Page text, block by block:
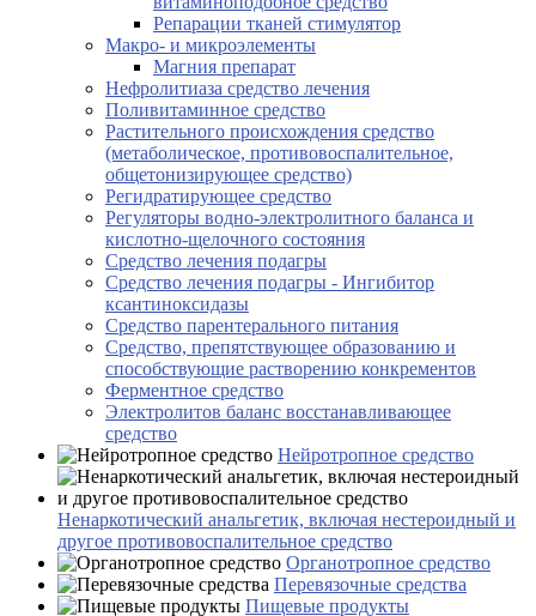
Репарации тканей стимулятор
Макро- и микроэлементы
Магния препарат
Нефролитиаза средство лечения
Поливитаминное средство
Растительного происхождения средство
(метаболическое, противовоспалительное,
общетонизирующее средство)
Регидратирующее средство
Регуляторы водно-электролитного баланса и
кислотно-щелочного состояния
Средство лечения подагры
Средство лечения подагры - Ингибитор
ксантиноксидазы
Средство парентерального питания
Средство, препятствующее образованию и
способствующие растворению конкрементов
Ферментное средство
Электролитов баланс восстанавливающее
средство
Нейротропное средство
Ненаркотический анальгетик, включая нестероидный и
другое противовоспалительное средство
Органотропное средство
Перевязочные средства
Пищевые продукты